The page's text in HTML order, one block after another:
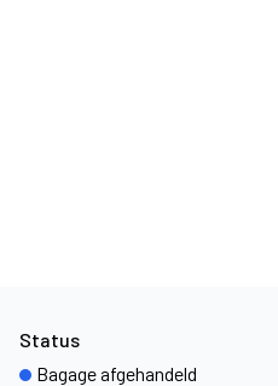
Status
Bagage afgehandeld